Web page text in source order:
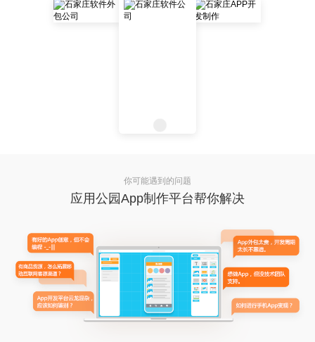
你可能遇到的问题
应用公园App制作平台帮你解决